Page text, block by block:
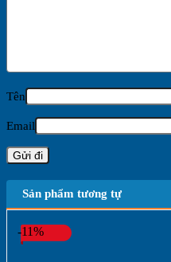
Tên
Email
Sản phẩm tương tự
-11%